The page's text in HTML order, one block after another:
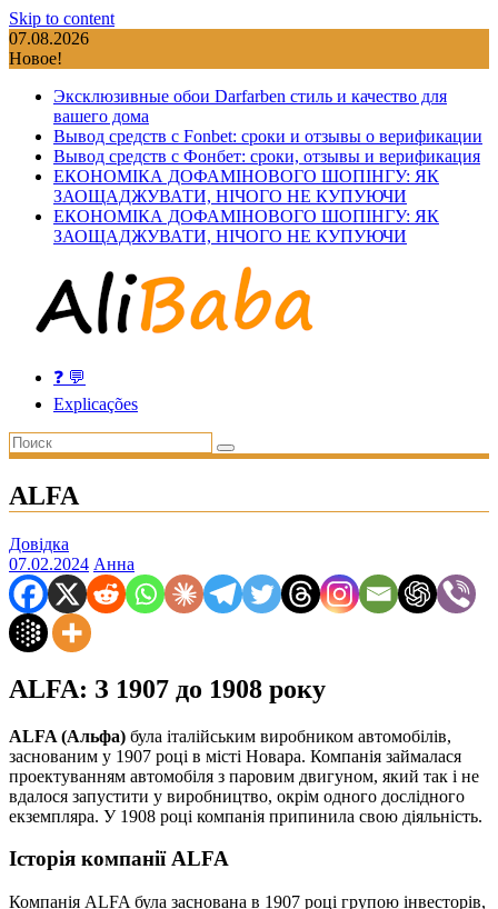
Skip to content
07.08.2026
Новое!
Эксклюзивные обои Darfarben стиль и качество для
вашего дома
Вывод средств с Fonbet: сроки и отзывы о верификации
Вывод средств с Фонбет: сроки, отзывы и верификация
ЕКОНОМІКА ДОФАМІНОВОГО ШОПІНГУ: ЯК
ЗАОЩАДЖУВАТИ, НІЧОГО НЕ КУПУЮЧИ
ЕКОНОМІКА ДОФАМІНОВОГО ШОПІНГУ: ЯК
ЗАОЩАДЖУВАТИ, НІЧОГО НЕ КУПУЮЧИ
❓ 💬
Explicações
ALFA
Довідка
07.02.2024 Анна
ALFA: З 1907 до 1908 року
ALFA (Альфа) була італійським виробником автомобілів,
заснованим у 1907 році в місті Новара. Компанія займалася
проектуванням автомобіля з паровим двигуном, який так і не
вдалося запустити у виробництво, окрім одного дослідного
екземпляра. У 1908 році компанія припинила свою діяльність.
Історія компанії ALFA
Компанія ALFA була заснована в 1907 році групою інвесторів,